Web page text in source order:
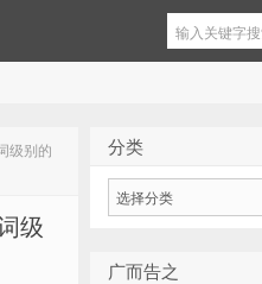
级别的
级
分类
广而告之